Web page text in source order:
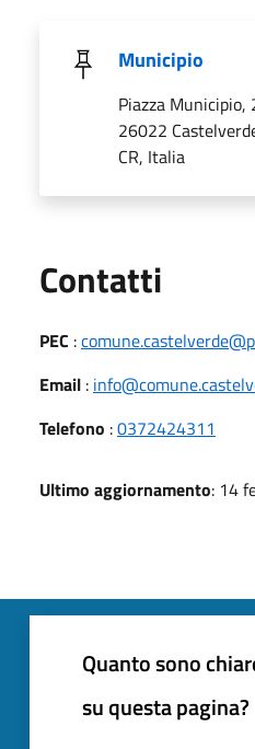
Municipio
Piazza Municipio,
26022
CR, Italia
Contatti
PEC :
Email :
Telefono :0372424311
Ultimo aggiornamento: 14
Quanto sono
su questa pagina?